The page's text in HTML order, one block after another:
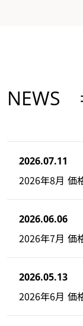
NEWS
2026.07.11
2026年8月 価
2026.06.06
2026年7月 価
2026.05.13
2026年6月 価